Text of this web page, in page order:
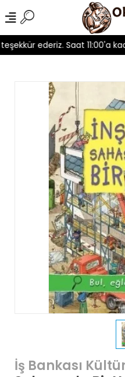
ederiz. Saat 11:00'a
İş Bankası